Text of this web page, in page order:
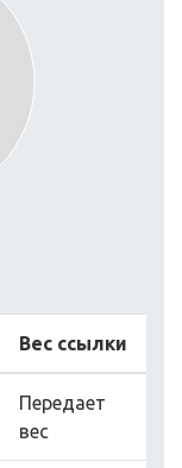
Вес ссылки
Передает
вес